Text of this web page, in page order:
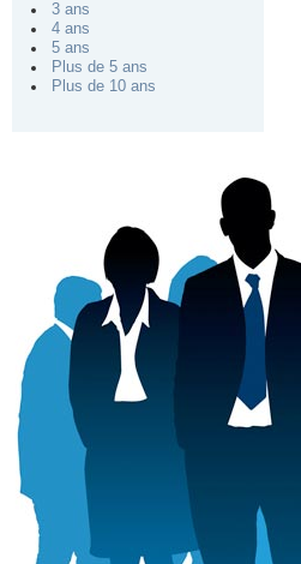
3 ans
4 ans
5 ans
Plus de 5 ans
Plus de 10 ans